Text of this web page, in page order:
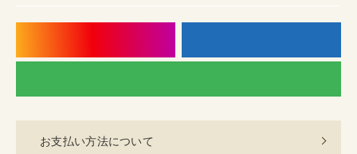
お支払い方法について